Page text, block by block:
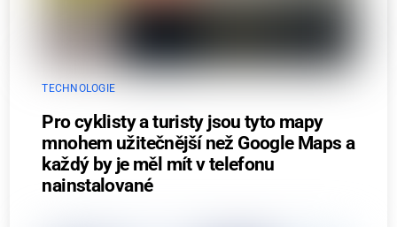
TECHNOLOGIE
Pro cyklisty a turisty jsou tyto mapy
mnohem užitečnější než Google Maps a
každý by je měl mít v telefonu
nainstalované